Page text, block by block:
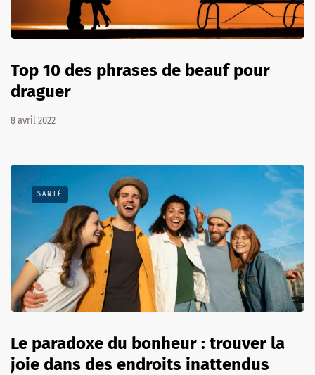
Top 10 des phrases de beauf pour
draguer
8 avril 2022
SANTÉ
Le paradoxe du bonheur : trouver la
joie dans des endroits inattendus